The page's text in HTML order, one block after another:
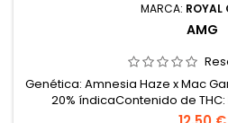
MARCA: ROYAL
AMG
Genética: Amnesia Haze x Mac
20% índicaContenido de
floración: 10-11 semanas en